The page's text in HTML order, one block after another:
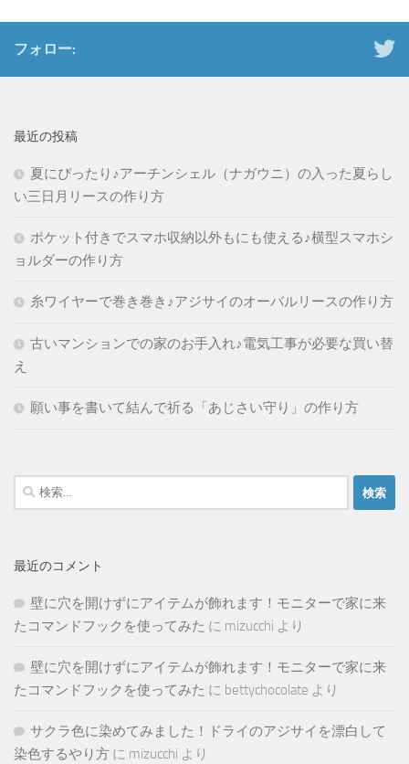
フォロー:
最近の投稿
夏にぴったり♪アーチンシェル（ナガウニ）の入った夏らし
い三日月リースの作り方
ポケット付きでスマホ収納以外もにも使える♪横型スマホシ
ョルダーの作り方
糸ワイヤーで巻き巻き♪アジサイのオーバルリースの作り方
古いマンションでの家のお手入れ♪電気工事が必要な買い替
え
願い事を書いて結んで祈る「あじさい守り」の作り方
検
索:
最近のコメント
壁に穴を開けずにアイテムが飾れます！モニターで家に来
たコマンドフックを使ってみた に mizucchi より
壁に穴を開けずにアイテムが飾れます！モニターで家に来
たコマンドフックを使ってみた に bettychocolate より
サクラ色に染めてみました！ドライのアジサイを漂白して
染色するやり方 に mizucchi より